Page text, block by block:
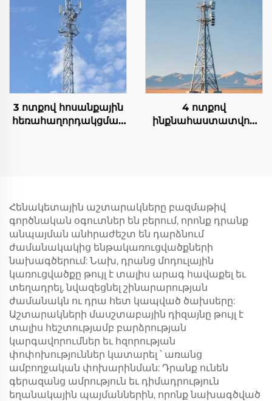
փոխանցման
աշտարակը
էլեկտրաէներգիայի
բաշխման աշտարակը
աշտարակը
3 ոտքով հոսանքային
հեռահաղորդակցման
աշտարակը
4 ոտքով
ինքնահաստատվող
Հենակետային աշտարակները բազմաթիվ
գործնական օգուտներ են բերում, որոնք դրանք
անպայման անհրաժեշտ են դարձնում
ժամանակակից ենթակառուցվածքների
նախագծերում: Նախ, դրանց մոդուլային
կառուցվածքը թույլ է տալիս արագ հավաքել եւ
տեղադրել, նվազեցնել շինարարության
ժամանակն ու դրա հետ կապված ծախսերը:
Աշտարակների մասշտաբային դիզայնը թույլ է
տալիս հեշտությամբ բարձրության
կարգավորումներ եւ հզորության
փոփոխություններ կատարել ՝ առանց
ամբողջական փոխարինման: Դրանք ունեն
գերազանց ամրություն եւ դիմադրություն
եղանակային պայմաններին, որոնք նախագծված